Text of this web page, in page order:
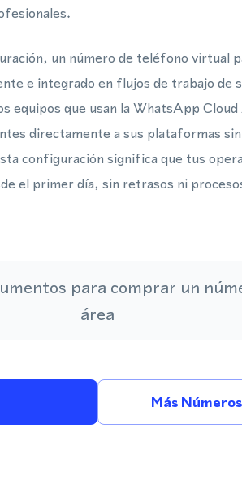
un número de teléfono virtual
e integrado en flujos de trabajo de
equipos que usan la WhatsApp
directamente a sus plataformas
configuración significa que tus
el primer día, sin retrasos ni
para comprar un
área
Más